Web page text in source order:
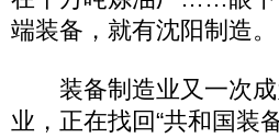
端装备，就有沈阳制造。
装备制造业又一次成
业，正在找回“共和国装